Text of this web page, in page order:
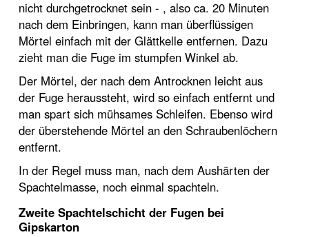
nicht durchgetrocknet sein - , also ca. 20 Minuten
nach dem Einbringen, kann man überflüssigen
Mörtel einfach mit der Glättkelle entfernen. Dazu
zieht man die Fuge im stumpfen Winkel ab.
Der Mörtel, der nach dem Antrocknen leicht aus
der Fuge heraussteht, wird so einfach entfernt und
man spart sich mühsames Schleifen. Ebenso wird
der überstehende Mörtel an den Schraubenlöchern
entfernt.
In der Regel muss man, nach dem Aushärten der
Spachtelmasse, noch einmal spachteln.
Zweite Spachtelschicht der Fugen bei
Gipskarton